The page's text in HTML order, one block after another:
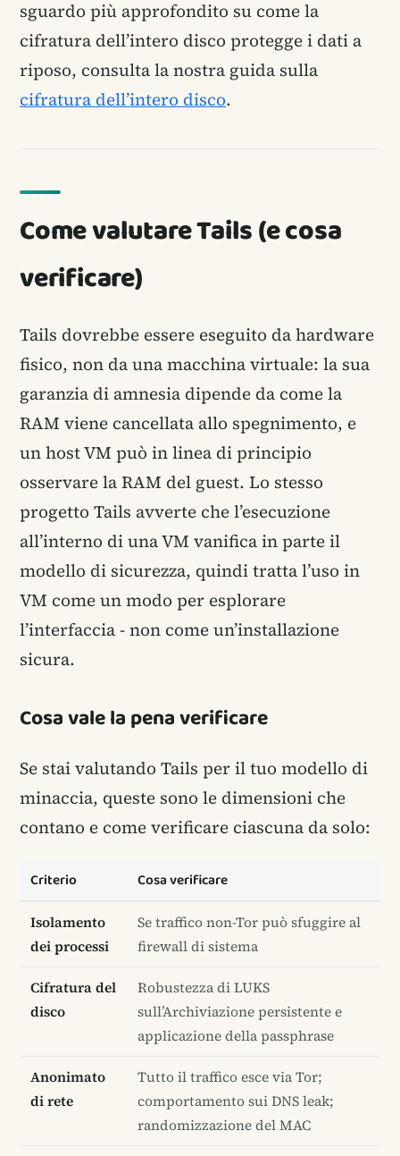
sguardo più approfondito su come la
cifratura dell’intero disco protegge i dati a
riposo, consulta la nostra guida sulla
cifratura dell’intero disco.
Come valutare Tails (e cosa
verificare)
Tails dovrebbe essere eseguito da hardware
fisico, non da una macchina virtuale: la sua
garanzia di amnesia dipende da come la
RAM viene cancellata allo spegnimento, e
un host VM può in linea di principio
osservare la RAM del guest. Lo stesso
progetto Tails avverte che l’esecuzione
all’interno di una VM vanifica in parte il
modello di sicurezza, quindi tratta l’uso in
VM come un modo per esplorare
l’interfaccia - non come un’installazione
sicura.
Cosa vale la pena verificare
Se stai valutando Tails per il tuo modello di
minaccia, queste sono le dimensioni che
contano e come verificare ciascuna da solo:
Criterio Cosa verificare
Isolamento
dei processi
Se traffico non-Tor può sfuggire al
firewall di sistema
Cifratura del
disco
Robustezza di LUKS
sull’Archiviazione persistente e
applicazione della passphrase
Anonimato
di rete
Tutto il traffico esce via Tor;
comportamento sui DNS leak;
randomizzazione del MAC